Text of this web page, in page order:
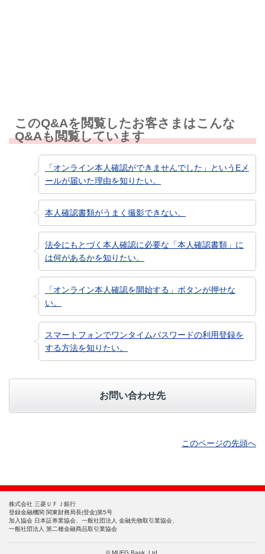
このQ&Aを閲覧したお客さまはこんな
Q&Aも閲覧しています
「オンライン本人確認ができませんでした」というEメ
ールが届いた理由を知りたい。
本人確認書類がうまく撮影できない。
法令にもとづく本人確認に必要な「本人確認書類」に
は何があるかを知りたい。
「オンライン本人確認を開始する」ボタンが押せな
い。
スマートフォンでワンタイムパスワードの利用登録を
する方法を知りたい。
お問い合わせ先
このページの先頭へ
株式会社 三菱ＵＦＪ銀行
登録金融機関 関東財務局長(登金)第5号
加入協会 日本証券業協会、一般社団法人 金融先物取引業協会、
一般社団法人 第二種金融商品取引業協会
© MUFG Bank, Ltd.